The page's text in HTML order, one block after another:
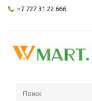
+7 727 31 22 666